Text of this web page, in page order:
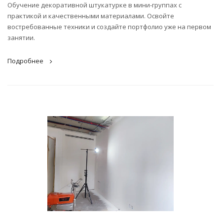
Обучение декоративной штукатурке в мини-группах с
практикой и качественными материалами. Освойте
востребованные техники и создайте портфолио уже на первом
занятии.
Подробнее